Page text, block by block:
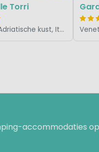
Torri
Veneto/Adriatische kust, Italië
accommodaties